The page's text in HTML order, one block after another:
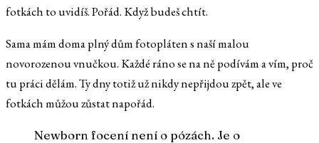
fotkách to uvidíš. Pořád. Když budeš chtít.
Sama mám doma plný dům fotopláten s naší malou
novorozenou vnučkou. Každé ráno se na ně podívám a vím, proč
tu práci dělám. Ty dny totiž už nikdy nepřijdou zpět, ale ve
fotkách můžou zůstat napořád.
Newborn focení není o pózách. Je o